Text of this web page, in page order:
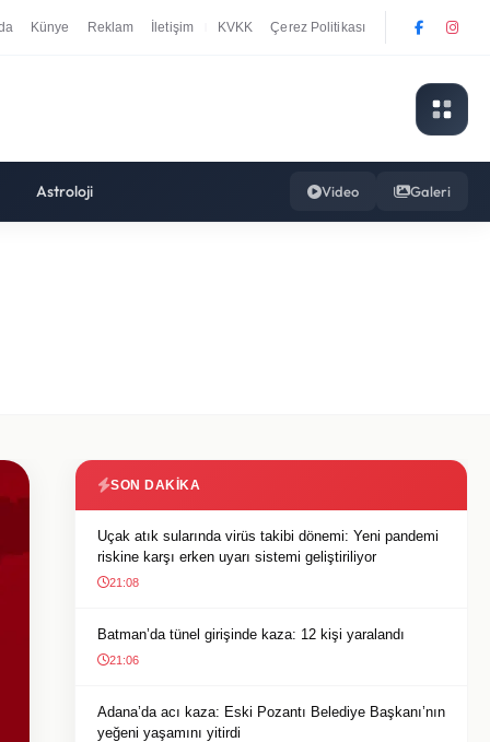
Künye Reklam İletişim KVKK Çerez Politikası
Astroloji Video Galeri
SON DAKIKA
Uçak atık sularında virüs takibi dönemi: Yeni pandemi
riskine karşı erken uyarı sistemi geliştiriliyor
21:08
Batman’da tünel girişinde kaza: 12 kişi yaralandı
21:06
Adana’da acı kaza: Eski Pozantı Belediye Başkanı’nın
yeğeni yaşamını yitirdi